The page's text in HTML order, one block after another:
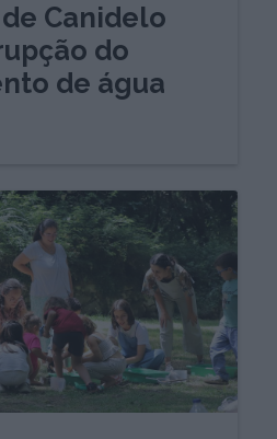
Canidelo
do
de água